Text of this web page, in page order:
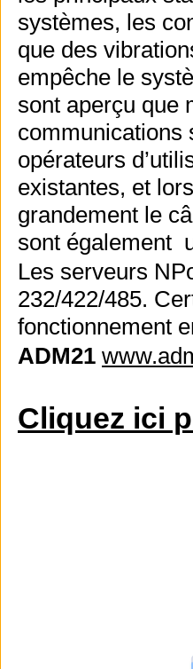
systèmes, les
que des
empêche le
sont aperçu que
communications
opérateurs
existantes, et
grandement le
sont également
Les serveurs
232/422/485.
fonctionnement
ADM21
Cliquez ici